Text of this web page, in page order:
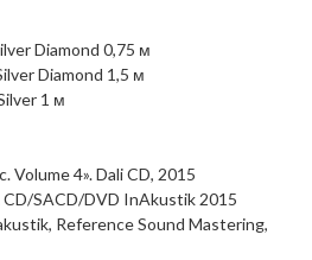
Diamond 0,75 м
Diamond 1,5 м
1 м
Volume 4». Dali CD, 2015
SACD/DVD InAkustik 2015
Reference Sound Mastering,